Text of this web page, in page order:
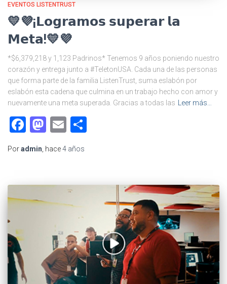
EVENTOS LISTENTRUST
💛💜¡𝗟𝗼𝗴𝗿𝗮𝗺𝗼𝘀 𝘀𝘂𝗽𝗲𝗿𝗮𝗿 𝗹𝗮
𝗠𝗲𝘁𝗮!💛💜
*$6,379,218 y 1,123 Padrinos* Tenemos 9 años poniendo nuestro
corazón y entrega junto a #TeletonUSA. Cada una de las personas
que forma parte de la familia ListenTrust, suma eslabón por
eslabón esta cadena que culmina en un trabajo hecho con amor y
nuevamente una meta superada. Gracias a todas las
Leer más…
Facebook
Mastodon
Email
Poradmin , hace4 años